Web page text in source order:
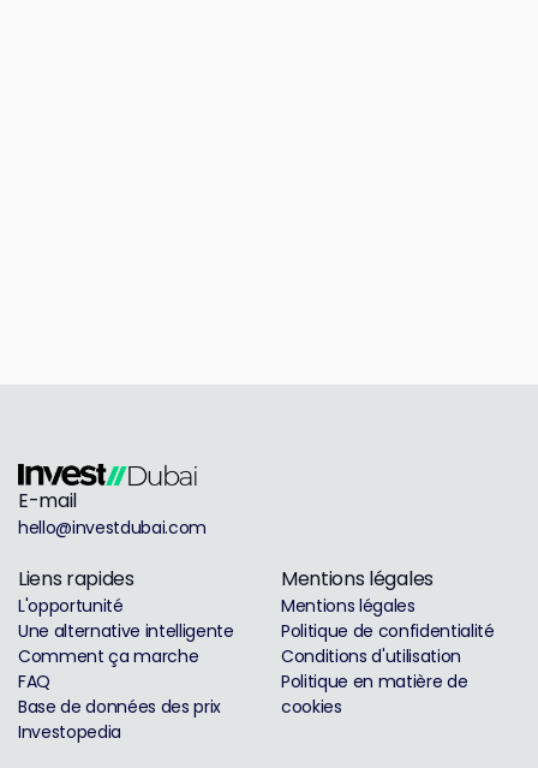
E-mail
hello@investdubai.com
Liens rapides
L'opportunité
Une alternative intelligente
Comment ça marche
FAQ
Base de données des prix
Investopedia
Mentions légales
Mentions légales
Politique de confidentialité
Conditions d'utilisation
Politique en matière de
cookies